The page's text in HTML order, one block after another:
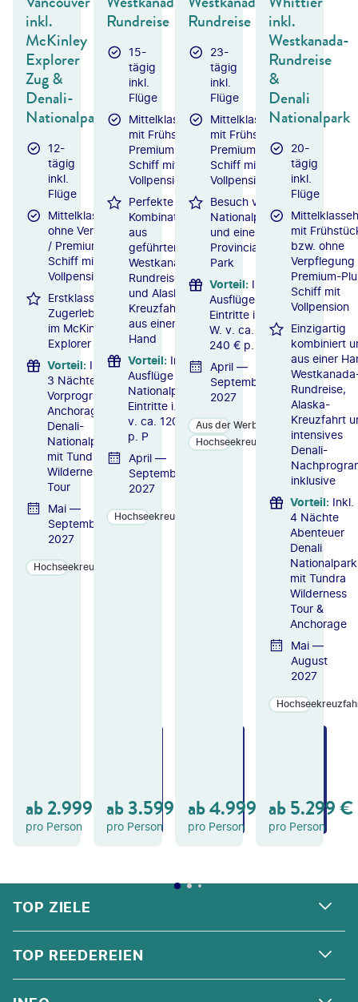
inkl.
McKinley
Explorer
Zug &
Denali-
Nationalpark
12-
tägig
inkl.
Flüge
Mittelklassehotels
ohne Verpflegung
/ Premium-Plus-
Schiff mit
Vollpension
Erstklassiges
Zugerlebnis
im McKinley
Explorer
Vorteil: Inkl.
3 Nächte
Vorprogramm
Anchorage &
Denali-
Nationalpark
mit Tundra
Wilderness
Tour
Mai —
September
2027
Hochseekreuzfahrten
ab2.999 €
pro Person
B
OT
Rundreise
15-
tägig
inkl.
Flüge
Mittelklassehotels
mit Frühstück /
Premium-Plus-
Schiff mit
Vollpension
Perfekte
Kombination
aus
geführter
Westkanada-
Rundreise
und Alaska-
Kreuzfahrt
aus einer
Hand
Vorteil: Inkl.
Ausflüge &
Nationalpark-
Eintritte i. W.
v. ca. 120 €
p. P
April —
September
2027
Hochseekreuzfahrten
ab3.599 €
pro Person
B
OT
Rundreise
23-
tägig
inkl.
Flüge
Mittelklassehotels
mit Frühstück /
Premium-Plus-
Schiff mit
Vollpension
Besuch von 4
Nationalparks
und einem
Provincial
Park
Vorteil: Inkl.
Ausflüge &
Eintritte i.
W. v. ca.
240 € p. P.
April —
September
2027
Aus der Werbung
Hochseekreuzfahrten
ab4.999 €
pro Person
B
OT
inkl.
Westkanada-
Rundreise
&
Denali
Nationalpark
20-
tägig
inkl.
Flüge
mit
bzw. ohne
Verpflegung
Premium-
Schiff mit
Vollpension
Einzigartig
kombiniert
aus einer
Rundreise,
Alaska-
Kreuzfahrt
intensives
Denali-
inklusive
Vorteil: Inkl.
4 Nächte
Abenteuer
Denali
Nationalpark
mit Tundra
Wilderness
Tour &
Anchorage
Mai —
August
2027
ab5.299€
pro Person
TOP ZIELE
ALPEN
ANDALUSIEN
TOP REEDEREIEN